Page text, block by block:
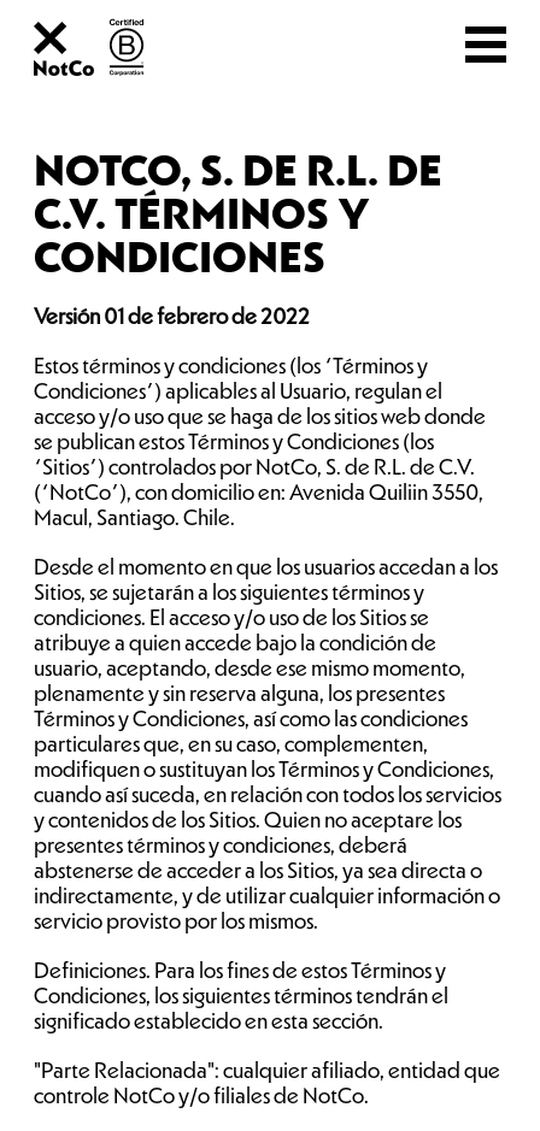
NOTCO, S. DE R.L. DE
C.V. TÉRMINOS Y
CONDICIONES
Versión 01 de febrero de 2022
Estos términos y condiciones (los “Términos y
Condiciones”) aplicables al Usuario, regulan el
acceso y/o uso que se haga de los sitios web donde
se publican estos Términos y Condiciones (los
“Sitios”) controlados por NotCo, S. de R.L. de C.V.
(“NotCo”), con domicilio en: Avenida Quiliin 3550,
Macul, Santiago. Chile.
Desde el momento en que los usuarios accedan a los
Sitios, se sujetarán a los siguientes términos y
condiciones. El acceso y/o uso de los Sitios se
atribuye a quien accede bajo la condición de
usuario, aceptando, desde ese mismo momento,
plenamente y sin reserva alguna, los presentes
Términos y Condiciones, así como las condiciones
particulares que, en su caso, complementen,
modifiquen o sustituyan los Términos y Condiciones,
cuando así suceda, en relación con todos los servicios
y contenidos de los Sitios. Quien no aceptare los
presentes términos y condiciones, deberá
abstenerse de acceder a los Sitios, ya sea directa o
indirectamente, y de utilizar cualquier información o
servicio provisto por los mismos.
Definiciones. Para los fines de estos Términos y
Condiciones, los siguientes términos tendrán el
significado establecido en esta sección.
"Parte Relacionada": cualquier afiliado, entidad que
controle NotCo y/o filiales de NotCo.